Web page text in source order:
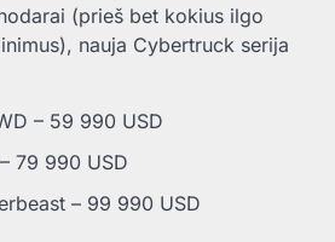
(prieš bet kokius ilgo
nauja Cybertruck serija
– 59 990 USD
79 990 USD
– 99 990 USD